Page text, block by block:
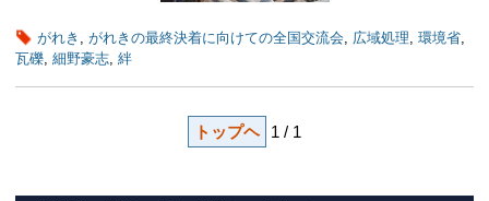
がれき , がれきの最終決着に向けての全国交流会, 広域処理, 環境省,
瓦礫, 細野豪志, 絆
トップヘ 1 / 1